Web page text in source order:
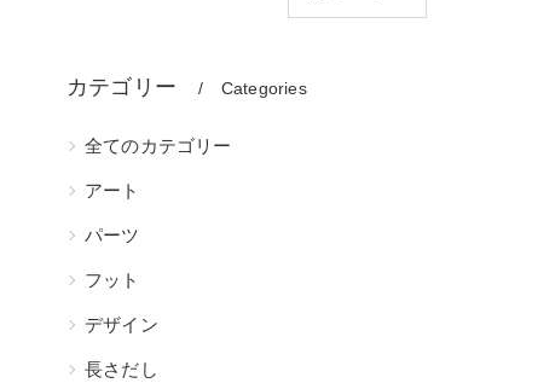
カテゴリー Categories
全てのカテゴリー
アート
パーツ
フット
デザイン
長さだし